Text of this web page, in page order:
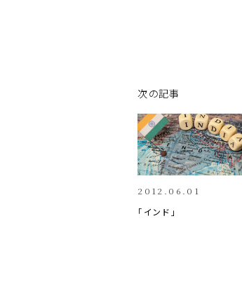
次の記事
2012.06.01
「インド」